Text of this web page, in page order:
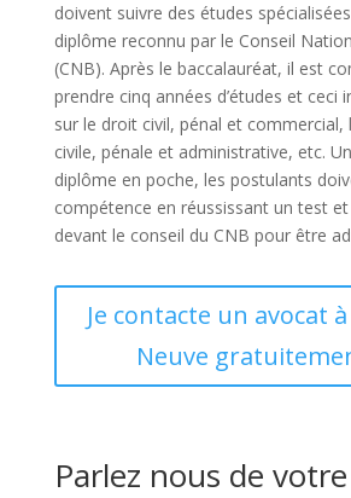
doivent suivre des études
diplôme reconnu par le Conseil
(CNB). Après le baccalauréat, il est
prendre cinq années d’études et ceci
sur le droit civil, pénal et commercial,
civile, pénale et administrative, etc.
diplôme en poche, les postulants
compétence en réussissant un test
devant le conseil du CNB pour être
Je contacte un avocat
Neuve
Parlez nous de